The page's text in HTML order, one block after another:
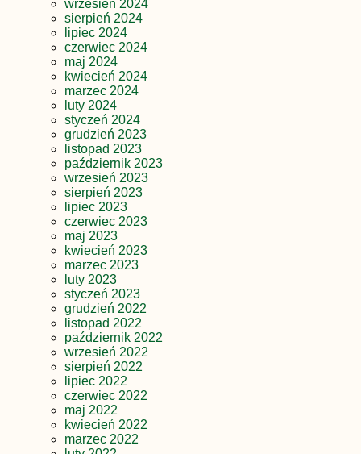
wrzesień 2024
sierpień 2024
lipiec 2024
czerwiec 2024
maj 2024
kwiecień 2024
marzec 2024
luty 2024
styczeń 2024
grudzień 2023
listopad 2023
październik 2023
wrzesień 2023
sierpień 2023
lipiec 2023
czerwiec 2023
maj 2023
kwiecień 2023
marzec 2023
luty 2023
styczeń 2023
grudzień 2022
listopad 2022
październik 2022
wrzesień 2022
sierpień 2022
lipiec 2022
czerwiec 2022
maj 2022
kwiecień 2022
marzec 2022